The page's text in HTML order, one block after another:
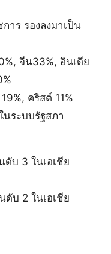
าร รองลงมาเป็น
จีน33%, อินเดีย
คริสต์ 11%
นระบบรัฐสภา
บ 3 ในเอเชีย
บ 2 ในเอเชีย